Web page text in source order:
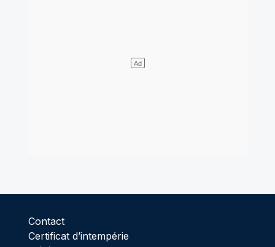
Contact
Certificat d’intempérie